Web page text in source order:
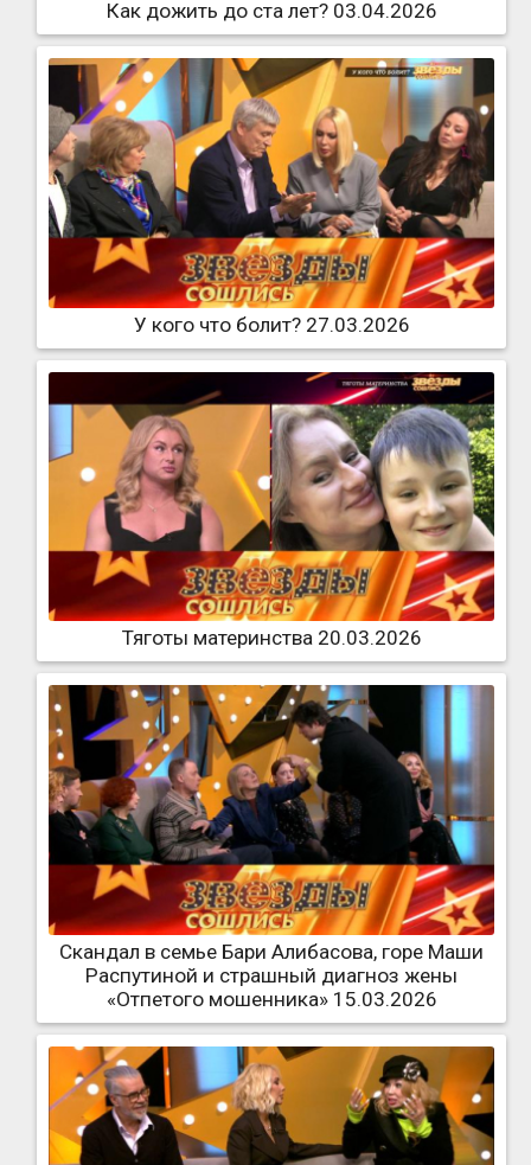
Как дожить до ста лет? 03.04.2026
У кого что болит? 27.03.2026
Тяготы материнства 20.03.2026
Скандал в семье Бари Алибасова, горе Маши
Распутиной и страшный диагноз жены
«Отпетого мошенника» 15.03.2026